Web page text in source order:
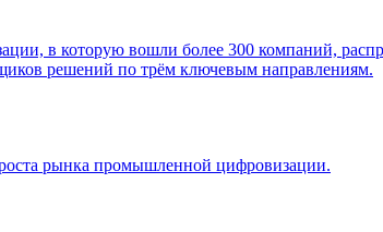
в которую вошли более 300 компаний,
решений по трём ключевым направлениям.
рынка промышленной цифровизации.